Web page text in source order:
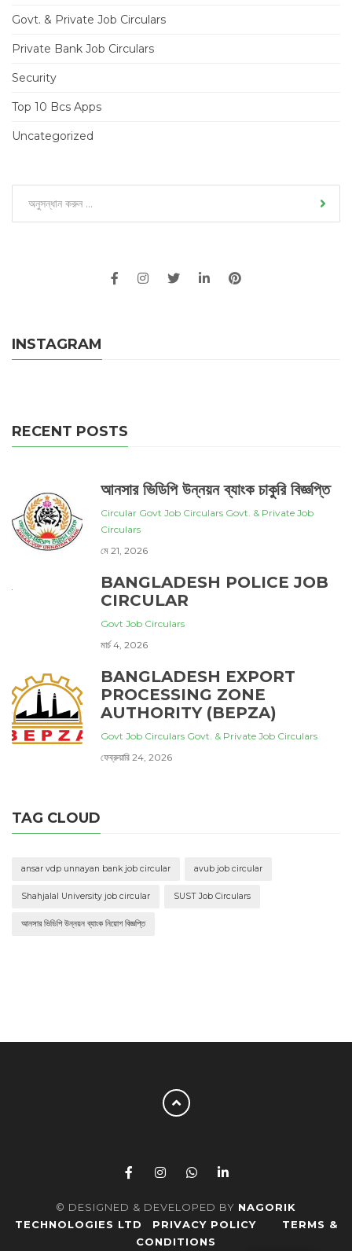
Govt. & Private Job Circulars
Private Bank Job Circulars
Security
Top 10 Bcs Apps
Uncategorized
INSTAGRAM
RECENT POSTS
আনসার ভিডিপি উন্নয়ন ব্যাংক চাকুরি বিজ্ঞপ্তি
Circular Govt Job Circulars Govt. & Private Job
Circulars
মে 21, 2026
BANGLADESH POLICE JOB
CIRCULAR
Govt Job Circulars
মার্চ 4, 2026
BANGLADESH EXPORT
PROCESSING ZONE
AUTHORITY (BEPZA)
Govt Job Circulars Govt. & Private Job Circulars
ফেব্রুয়ারি 24, 2026
TAG CLOUD
ansar vdp unnayan bank job circular avub job circular
Shahjalal University job circular SUST Job Circulars
আনসার ভিডিপি উন্নয়ন ব্যাংক নিয়োগ বিজ্ঞপ্তি
© DESIGNED & DEVELOPED BY NAGORIK
TECHNOLOGIES LTD
PRIVACY POLICY
TERMS &
CONDITIONS